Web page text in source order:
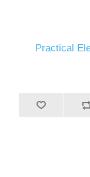
Practical